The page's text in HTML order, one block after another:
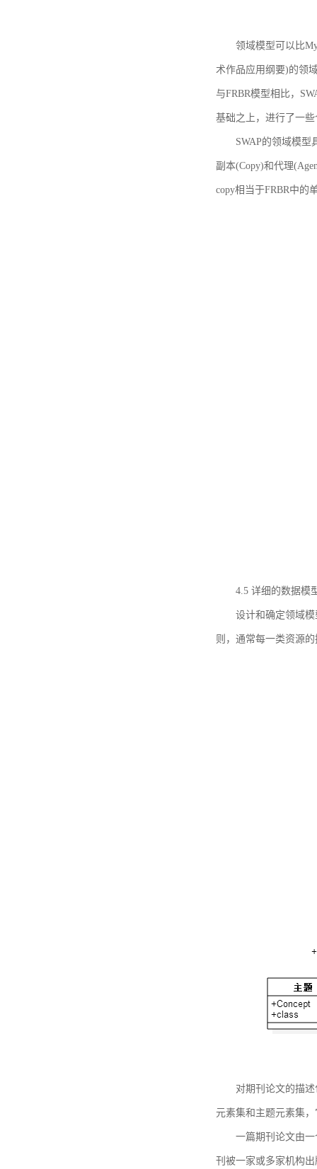
领域模型可以比
术作品应用纲要)的领
与FRBR模型相比，
基础之上，进行了一
SWAP的领域模型
副本(Copy)和代理
copy相当于FRBR中的
4.5 详细的数据模
设计和确定领域
则，通常每一类资源
对期刊论文的描
元素集和主题元素集
一篇期刊论文由
刊被一家或多家机构